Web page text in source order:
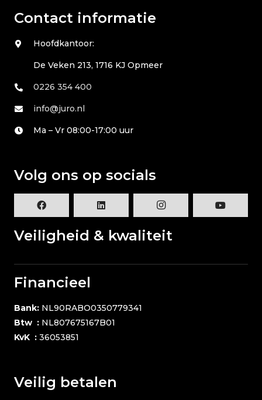
Contact informatie
Hoofdkantoor:
De Veken 213, 1716 KJ Opmeer
0226 354 400
info@juro.nl
Ma – Vr 08:00-17:00 uur
Volg ons op socials
Veiligheid & kwaliteit
Financieel
Bank: NL90RABO0350779341
Btw : NL807675167B01
KvK : 36053851
Veilig betalen